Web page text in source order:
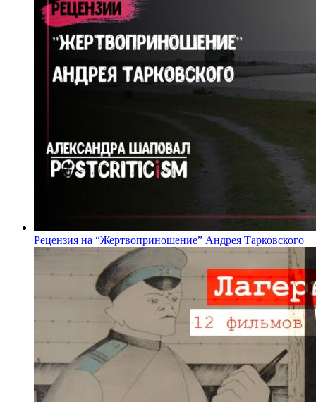
Рецензия на “Жертвоприношение” Андрея Тарковского